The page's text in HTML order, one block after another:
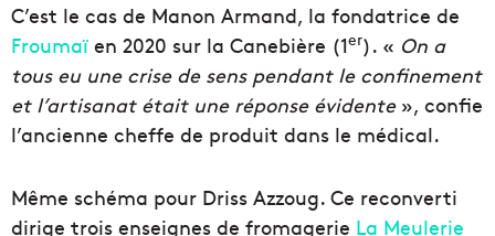
C’est le cas de Manon Armand, la fondatrice de
Froumaï en 2020 sur la Canebière (1er). « On a
tous eu une crise de sens pendant le confinement
et l’artisanat était une réponse évidente», confie
l’ancienne cheffe de produit dans le médical.
Même schéma pour Driss Azzoug. Ce reconverti
dirige trois enseignes de fromagerie La Meulerie